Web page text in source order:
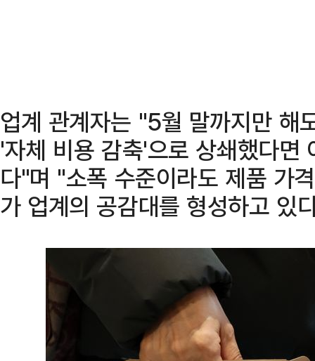
업계 관계자는 "5월 말까지만 해
'자체 비용 감축'으로 상쇄했다면
다"며 "소폭 수준이라도 제품 가
가 업계의 공감대를 형성하고 있